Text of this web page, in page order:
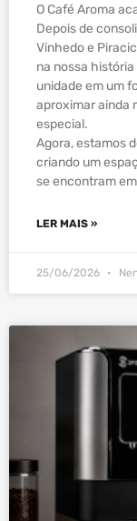
O Café Aroma
Depois de
Vinhedo e
na nossa
unidade em um
aproximar ainda
especial.
Agora, estamos
criando um
se encontram
LER MAIS »
25/06/2026